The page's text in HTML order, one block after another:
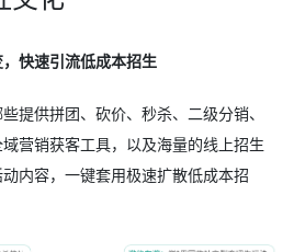
快速引流低成本招生
提供拼团、砍价、秒杀、二级分销、
营销获客工具，以及海量的线上招生
内容，一键套用极速扩散低成本招